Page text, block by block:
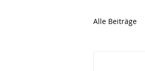
Alle Beiträge